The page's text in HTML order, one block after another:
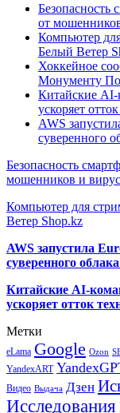
Безопасность
от
Компьютер
Белый Ветер
Хоккейное
Монументу
Китайские
ускоряет
AWS
суверенного
Безопасность
мошенников и
Компьютер для
Ветер Shop.kz
AWS запустила
суверенного
Китайские AI-
ускоряет отток
Метки
eLama Google Ozon
YandexART
Видео Выдача Дзен
Исследования